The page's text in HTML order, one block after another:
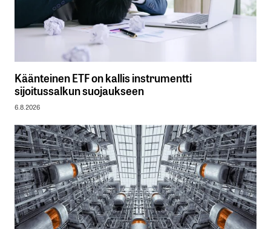
Käänteinen ETF on kallis instrumentti
sijoitussalkun suojaukseen
6.8.2026